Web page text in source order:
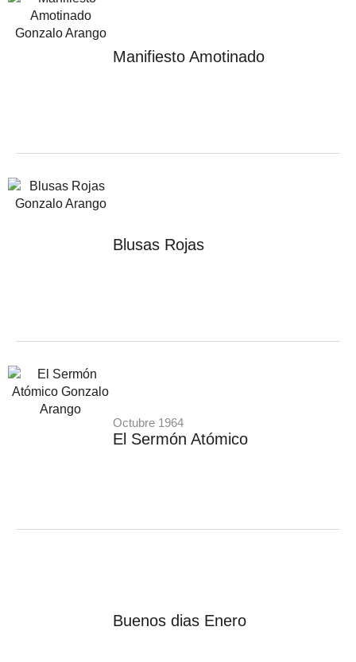
Manifiesto Amotinado
Blusas Rojas
Octubre 1964
El Sermón Atómico
Buenos dias Enero